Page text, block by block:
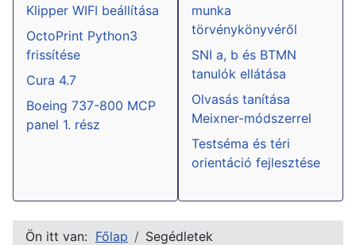
Klipper WIFI beállítása
OctoPrint Python3
frissítése
Cura 4.7
Boeing 737-800 MCP
panel 1. rész
munka
törvénykönyvéről
SNI a, b és BTMN
tanulók ellátása
Olvasás tanítása
Meixner-módszerrel
Testséma és téri
orientáció fejlesztése
Ön itt van: Főlap
Segédletek